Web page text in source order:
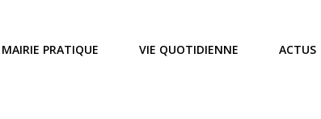
MAIRIE PRATIQUE VIE QUOTIDIENNE ACTUS